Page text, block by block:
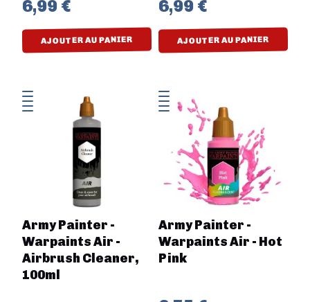
6,99 €
AJOUTER AU PANIER
6,99 €
AJOUTER AU PANIER
Army Painter -
Warpaints Air -
Airbrush Cleaner,
100ml
Army Painter -
Warpaints Air - Hot
Pink